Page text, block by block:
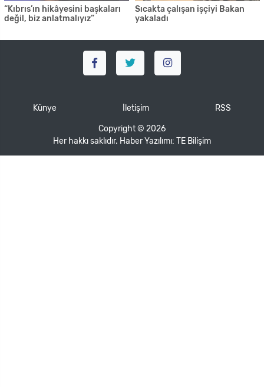
“Kıbrıs’ın hikâyesini başkaları
değil, biz anlatmalıyız”
Sıcakta çalışan işçiyi Bakan
yakaladı
Künye İletişim RSS
Copyright © 2026
Her hakkı saklıdır. Haber Yazılımı: TE Bilişim